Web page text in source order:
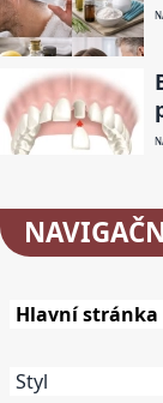
Hlavní stránka
Styl